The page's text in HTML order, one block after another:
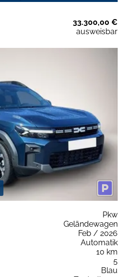
33.300,00 €
ausweisbar
Pkw
Geländewagen
Feb / 2026
Automatik
10 km
5
Blau